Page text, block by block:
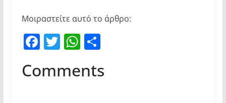
Μοιραστείτε αυτό το άρθρο:
F
c
T
itt
W
at
Μ
ρ
Comments